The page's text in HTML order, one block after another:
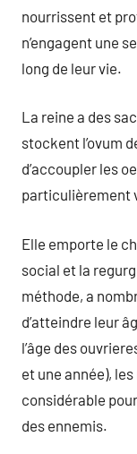
nourrissent et
n’engagent une
long de leur vie.
La reine a des
stockent l’ovum
d’accoupler les
particulièrement
Elle emporte le
social et la
méthode, a
d’atteindre leur
l’âge des
et une année),
considérable
des ennemis.